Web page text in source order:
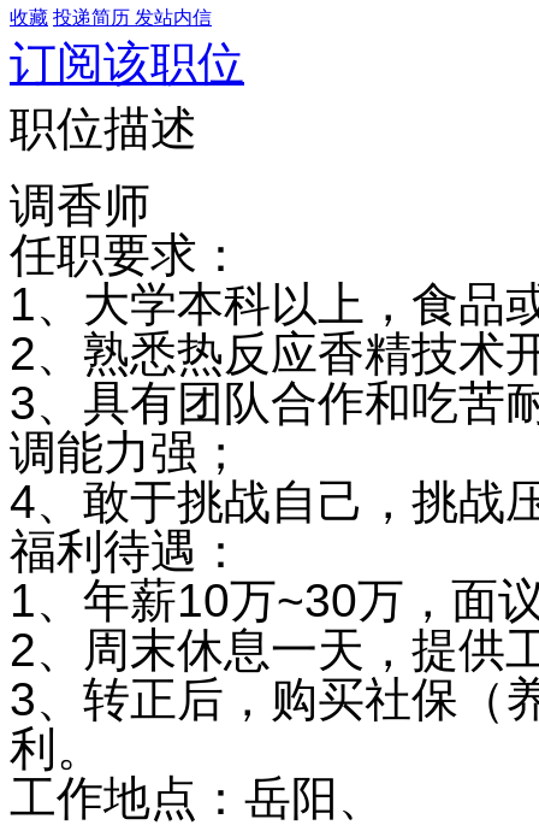
收藏 投递简历 发站内信
订阅该职位
职位描述
调香师
任职要求：
1、大学本科以上，食品
2、熟悉热反应香精技术
3、具有团队合作和吃苦
调能力强；
4、敢于挑战自己，挑战
福利待遇：
1、年薪10万~30万，面
2、周末休息一天，提供
3、转正后，购买社保（
利。
工作地点：岳阳、